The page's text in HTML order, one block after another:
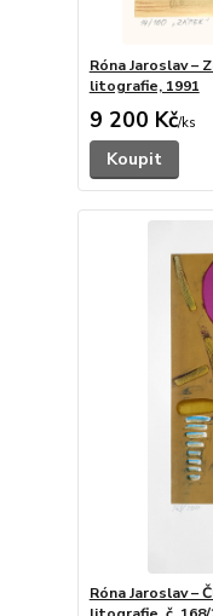
Róna Jaroslav –
litografie, 1991
9 200 Kč/ks
Koupit
Róna Jaroslav –